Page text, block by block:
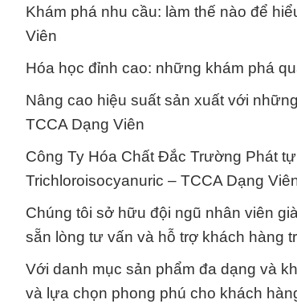
Khám phá nhu cầu: làm thế nào để
Viên
Hóa học đỉnh cao: những khám phá
Nâng cao hiệu suất sản xuất với
TCCA Dạng Viên
Công Ty Hóa Chất Đắc Trường Phát
Trichloroisocyanuric – TCCA Dạng
Chúng tôi sở hữu đội ngũ nhân viên
sẵn lòng tư vấn và hỗ trợ khách hàng
Với danh mục sản phẩm đa dạng và
và lựa chọn phong phú cho khách